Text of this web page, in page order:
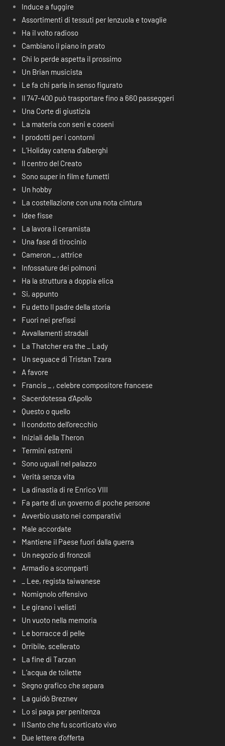
Induce a fuggire
Assortimenti di tessuti per lenzuola e tovaglie
Ha il volto radioso
Cambiano il piano in prato
Chi lo perde aspetta il prossimo
Un Brian musicista
Le fa chi parla in senso figurato
Il 747-400 può trasportare fino a 660 passeggeri
Una Corte di giustizia
La materia con seni e coseni
I prodotti per i contorni
L’Holiday catena d’alberghi
Il centro del Creato
Sono super in film e fumetti
Un hobby
La costellazione con una nota cintura
Idee fisse
La lavora il ceramista
Una fase di tirocinio
Cameron _ , attrice
Infossature dei polmoni
Ha la struttura a doppia elica
Si, appunto
Fu detto Il padre della storia
Fuori nei prefissi
Avvallamenti stradali
La Thatcher era the _ Lady
Un seguace di Tristan Tzara
A favore
Francis _ , celebre compositore francese
Sacerdotessa d’Apollo
Questo o quello
Il condotto dell’orecchio
Iniziali della Theron
Termini estremi
Sono uguali nel palazzo
Verità senza vita
La dinastia di re Enrico VIII
Fa parte di un governo di poche persone
Avverbio usato nei comparativi
Male accordate
Mantiene il Paese fuori dalla guerra
Un negozio di fronzoli
Armadio a scomparti
_ Lee, regista taiwanese
Nomignolo offensivo
Le girano i velisti
Un vuoto nella memoria
Le borracce di pelle
Orribile, scellerato
La fine di Tarzan
L’acqua de toilette
Segno grafico che separa
La guidò Breznev
Lo si paga per penitenza
Il Santo che fu scorticato vivo
Due lettere d’offerta